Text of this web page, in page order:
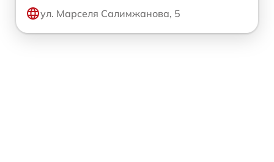
ул. Марселя Салимжанова, 5